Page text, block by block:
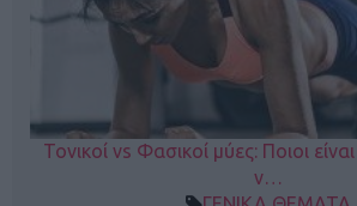
Τονικοί vs Φασικοί μύες: Ποιοι είναι
ν…